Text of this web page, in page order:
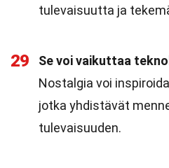
tulevaisuutta ja
29
Se voi vaikuttaa
Nostalgia voi
jotka yhdistävät
tulevaisuuden.